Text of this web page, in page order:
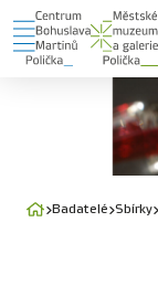
Badatelé Sbírky